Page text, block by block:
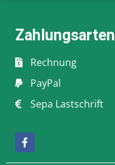
Zahlungsarten
Rechnung
PayPal
Sepa Lastschrift